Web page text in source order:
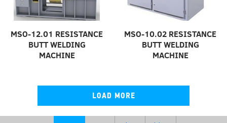
MSO-12.01 RESISTANCE
BUTT WELDING
MACHINE
MSO-10.02 RESISTANCE
BUTT WELDING
MACHINE
LOAD MORE